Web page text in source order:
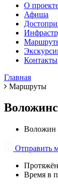
О
Афиша
Контакты
Главная
Маршруты
Воложин
Отправить
Время в